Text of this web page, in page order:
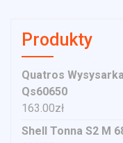
Produkty
Quatros
Qs60650
163.00zł
Shell Tonna S2 M